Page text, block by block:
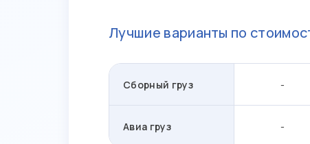
Лучшие варианты по
Сборный груз -
Авиа груз -